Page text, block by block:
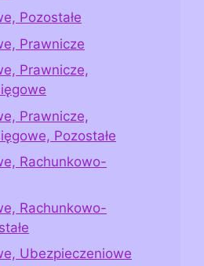
Pozostałe
Prawnicze
Prawnicze,
Prawnicze,
Pozostałe
Rachunkowo-
Rachunkowo-
Ubezpieczeniowe